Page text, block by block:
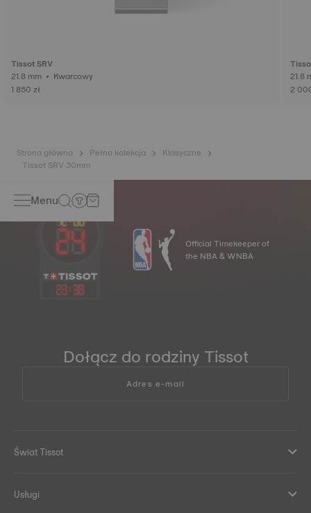
Tissot SRV
21.8 mm • Kwarcowy
1 850 zł
2
Strona główna Pełna kolekcja
Klasyczne
Tissot SRV 30mm
Menu
23: 38
Official Timekeeper of
the NBA & WNBA
Dołącz do rodziny Tissot
Adres e-mail
Świat Tissot
Usługi